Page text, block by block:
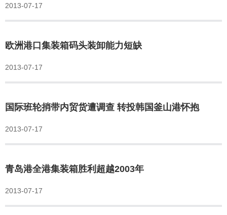
2013-07-17
欧洲港口集装箱码头装卸能力短缺
2013-07-17
国际班轮捎带内贸货遭调查 转投韩国釜山港怀抱
2013-07-17
青岛港全港集装箱胜利超越2003年
2013-07-17